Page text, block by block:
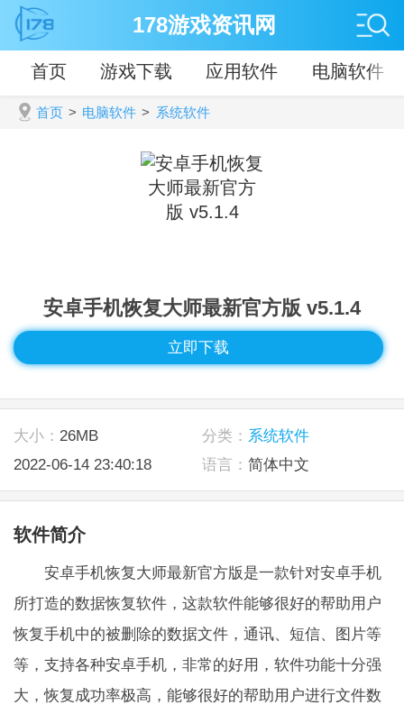
178游戏资讯网
首页 游戏下载 应用软件 电脑软件
首页 > 电脑软件 > 系统软件
安卓手机恢复大师最新官方版 v5.1.4
立即下载
大小： 26MB 分类： 系统软件
2022-06-14 23:40:18
语言： 简体中文
软件简介
安卓手机恢复大师最新官方版是一款针对安卓手机
所打造的数据恢复软件，这款软件能够很好的帮助用户
恢复手机中的被删除的数据文件，通讯、短信、图片等
等，支持各种安卓手机，非常的好用，软件功能十分强
大，恢复成功率极高，能够很好的帮助用户进行文件数